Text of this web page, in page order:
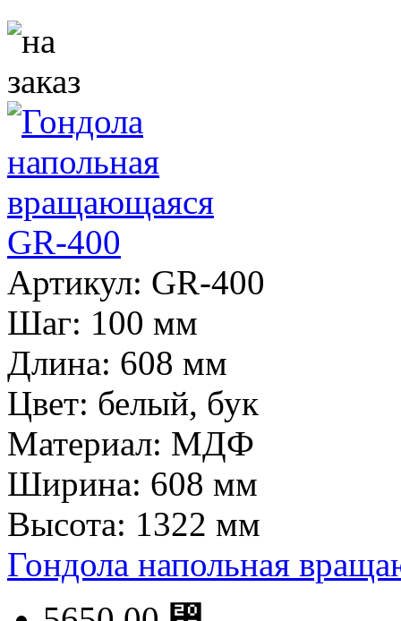
Артикул: GR-400
Шаг: 100 мм
Длина: 608 мм
Цвет: белый, бук
Материал: МДФ
Ширина: 608 мм
Высота: 1322 мм
Гондола напольная